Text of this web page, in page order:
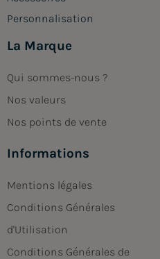
Personnalisation
La Marque
Qui sommes-nous ?
Nos valeurs
Nos points de vente
Informations
Mentions légales
Conditions Générales
d'Utilisation
Conditions Générales de